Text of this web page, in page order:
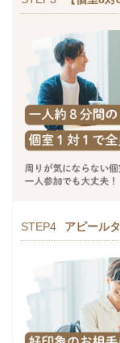
STEP4 アピール